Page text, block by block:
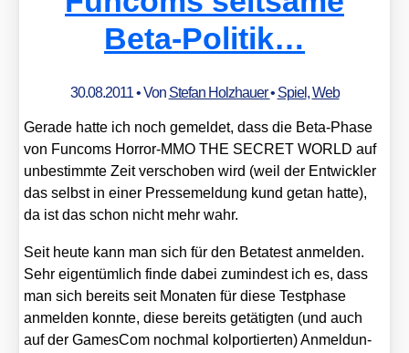
Beta-Politik…
30.08.2011• Von Stefan Holzhauer• Spiel,Web
Gera­de hat­te ich noch gemel­det, dass die Beta-Pha­se
von Fun­coms Hor­ror-MMO THE SECRET WORLD auf
unbe­stimm­te Zeit ver­scho­ben wird (weil der Ent­wick­ler
das selbst in einer Pres­se­mel­dung kund getan hat­te),
da ist das schon nicht mehr wahr.
Seit heu­te kann man sich für den Beta­test anmel­den.
Sehr eigen­tüm­lich fin­de dabei zumin­dest ich es, dass
man sich bereits seit Mona­ten für die­se Test­pha­se
anmel­den konn­te, die­se bereits getä­tig­ten (und auch
auf der Games­Com noch­mal kol­por­tier­ten) Anmel­dun­